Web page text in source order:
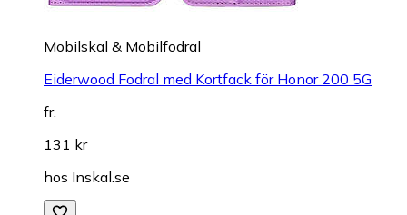
Mobilskal & Mobilfodral
Eiderwood Fodral med Kortfack för Honor 200 5G
fr.
131 kr
hos Inskal.se